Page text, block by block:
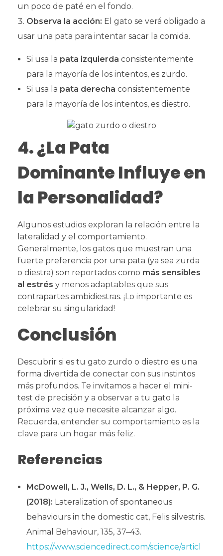
un poco de paté en el fondo.
Observa la acción: El gato se verá obligado a
usar una pata para intentar sacar la comida.
Si usa la pata izquierda consistentemente
para la mayoría de los intentos, es zurdo.
Si usa la pata derecha consistentemente
para la mayoría de los intentos, es diestro.
4. ¿La Pata
Dominante Influye en
la Personalidad?
Algunos estudios exploran la relación entre la
lateralidad y el comportamiento.
Generalmente, los gatos que muestran una
fuerte preferencia por una pata (ya sea zurda
o diestra) son reportados como más sensibles
al estrés y menos adaptables que sus
contrapartes ambidiestras. ¡Lo importante es
celebrar su singularidad!
Conclusión
Descubrir si es tu gato zurdo o diestro es una
forma divertida de conectar con sus instintos
más profundos. Te invitamos a hacer el mini-
test de precisión y a observar a tu gato la
próxima vez que necesite alcanzar algo.
Recuerda, entender su comportamiento es la
clave para un hogar más feliz.
Referencias
McDowell, L. J., Wells, D. L., & Hepper, P. G.
(2018): Lateralization of spontaneous
behaviours in the domestic cat, Felis silvestris.
Animal Behaviour, 135, 37–43.
https://www.sciencedirect.com/science/articl